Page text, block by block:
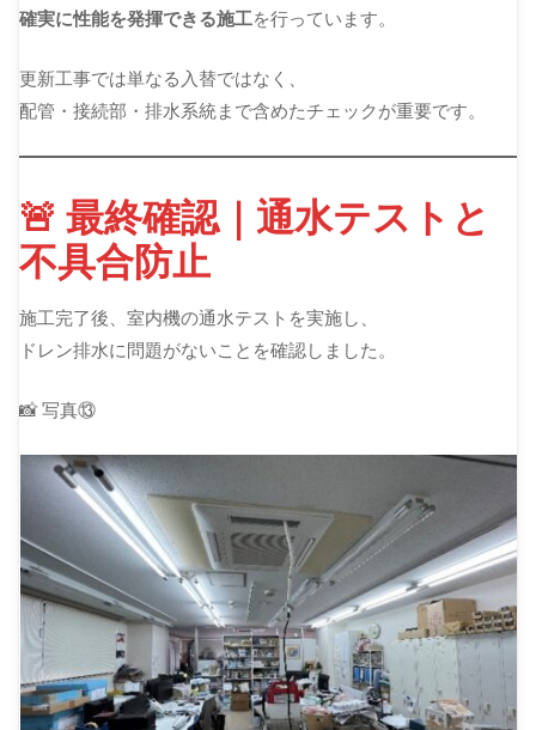
確実に性能を発揮できる施工を行っています。
更新工事では単なる入替ではなく、
配管・接続部・排水系統まで含めたチェックが重要です。
🚨 最終確認｜通水テストと
不具合防止
施工完了後、室内機の通水テストを実施し、
ドレン排水に問題がないことを確認しました。
📸 写真⑬